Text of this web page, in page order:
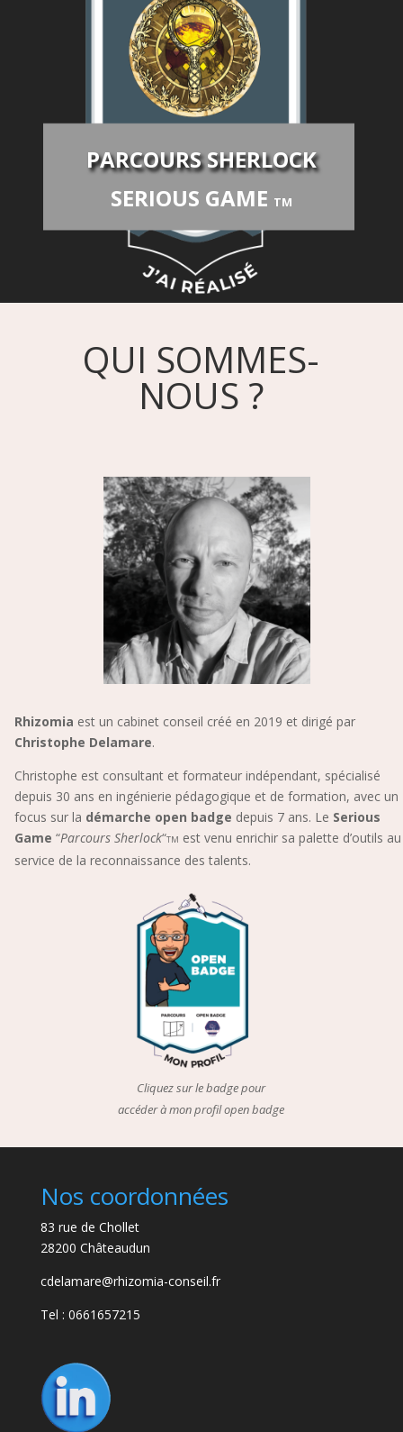
PARCOURS SHERLOCK
SERIOUS GAME TM
QUI SOMMES-
NOUS ?
Rhizomia est un cabinet conseil créé en 2019 et dirigé par
Christophe Delamare.
Christophe est consultant et formateur indépendant, spécialisé
depuis 30 ans en ingénierie pédagogique et de formation, avec un
focus sur la démarche open badge depuis 7 ans. Le Serious
Game “Parcours Sherlock“TM est venu enrichir sa palette d’outils au
service de la reconnaissance des talents.
Cliquez sur le badge pour
accéder à mon profil open badge
Nos coordonnées
83 rue de Chollet
28200 Châteaudun
cdelamare@rhizomia-conseil.fr
Tel : 0661657215